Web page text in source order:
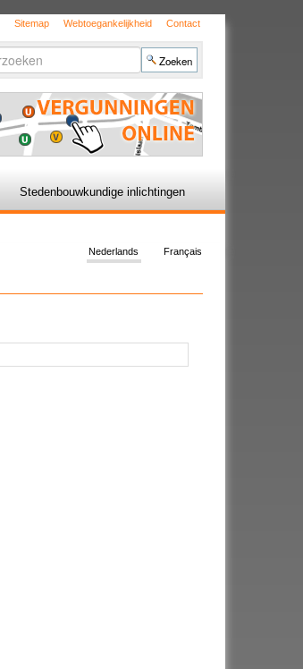
Sitemap Webtoegankelijkheid Contact
Stedenbouwkundige inlichtingen
Français
Nederlands